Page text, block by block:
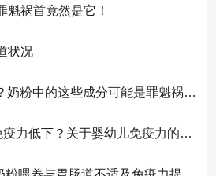
魁祸首竟然是它！
状况
宝宝胃肠道不适？奶粉中的这些成分可能是罪魁祸首！
宝宝总生病就是免疫力低下？关于婴幼儿免疫力的真相，家长必须了解！